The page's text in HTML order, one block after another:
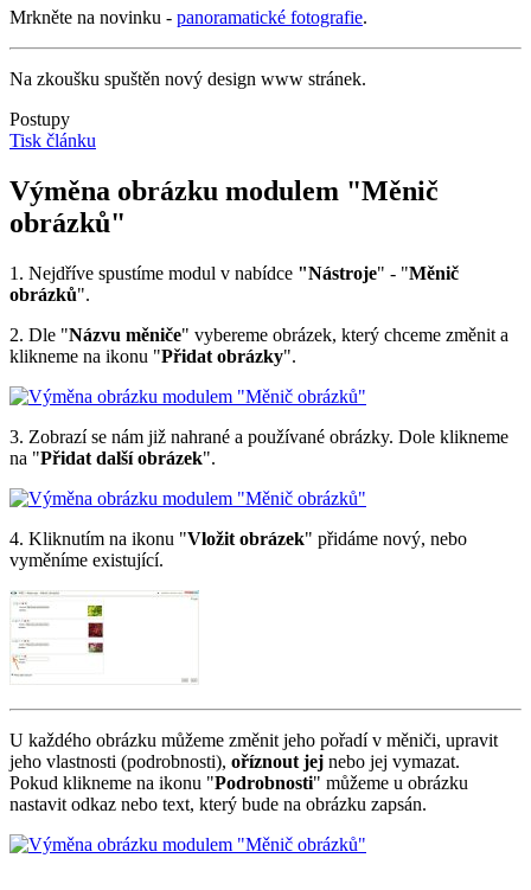
Mrkněte na novinku - panoramatické fotografie.
Na zkoušku spuštěn nový design www stránek.
Postupy
Tisk článku
Výměna obrázku modulem "Měnič
obrázků"
1. Nejdříve spustíme modul v nabídce "Nástroje" - "Měnič
obrázků".
2. Dle "Názvu měniče" vybereme obrázek, který chceme změnit a
klikneme na ikonu "Přidat obrázky".
3. Zobrazí se nám již nahrané a používané obrázky. Dole klikneme
na "Přidat další obrázek".
4. Kliknutím na ikonu "Vložit obrázek" přidáme nový, nebo
vyměníme existující.
U každého obrázku můžeme změnit jeho pořadí v měniči, upravit
jeho vlastnosti (podrobnosti), oříznout jej nebo jej vymazat.
Pokud klikneme na ikonu "Podrobnosti" můžeme u obrázku
nastavit odkaz nebo text, který bude na obrázku zapsán.